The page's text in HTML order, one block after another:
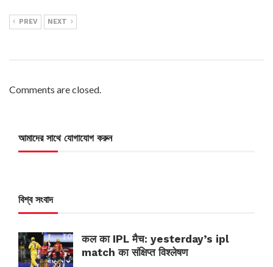
PREV NEXT
Comments are closed.
আমাদের সাথে যোগাযোগ করুন
বিশ্ব সংবাদ
कल का IPL मैच: yesterday’s ipl
match का संक्षिप्त विश्लेषण